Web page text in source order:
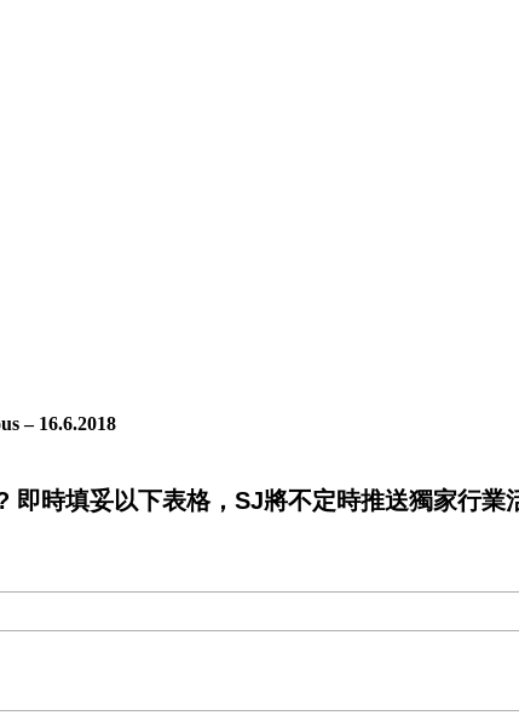
– 16.6.2018
時填妥以下表格，SJ將不定時推送獨家行業